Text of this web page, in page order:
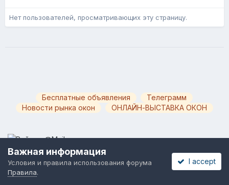
Нет пользователей, просматривающих эту страницу.
Бесплатные объявления
Телеграмм
Новости рынка окон
ОНЛАЙН-ВЫСТАВКА ОКОН
Язык Обратная связь Cookies
Важная информация
Условия и правила использования форума
Правила.
I accept